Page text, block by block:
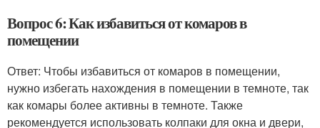
Вопрос 6: Как избавиться от комаров в
помещении
Ответ: Чтобы избавиться от комаров в помещении,
нужно избегать нахождения в помещении в темноте, так
как комары более активны в темноте. Также
рекомендуется использовать колпаки для окна и двери,